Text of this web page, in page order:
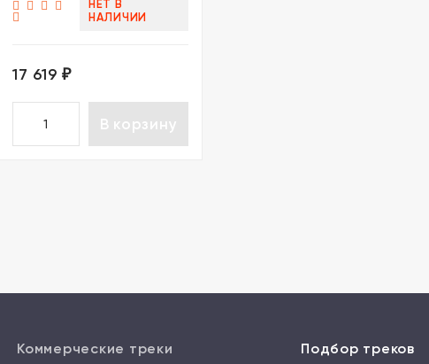
НЕТ В
НАЛИЧИИ
17 619₽
В корзину
Коммерческие треки Подбор треков